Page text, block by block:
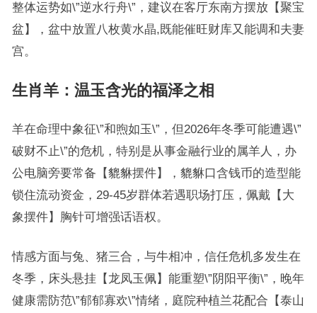
整体运势如\”逆水行舟\”，建议在客厅东南方摆放【聚宝
盆】，盆中放置八枚黄水晶,既能催旺财库又能调和夫妻
宫。
生肖羊：温玉含光的福泽之相
羊在命理中象征\”和煦如玉\”，但2026年冬季可能遭遇\”
破财不止\”的危机，特别是从事金融行业的属羊人，办
公电脑旁要常备【貔貅摆件】，貔貅口含钱币的造型能
锁住流动资金，29-45岁群体若遇职场打压，佩戴【大
象摆件】胸针可增强话语权。
情感方面与兔、猪三合，与牛相冲，信任危机多发生在
冬季，床头悬挂【龙凤玉佩】能重塑\”阴阳平衡\”，晚年
健康需防范\”郁郁寡欢\”情绪，庭院种植兰花配合【泰山